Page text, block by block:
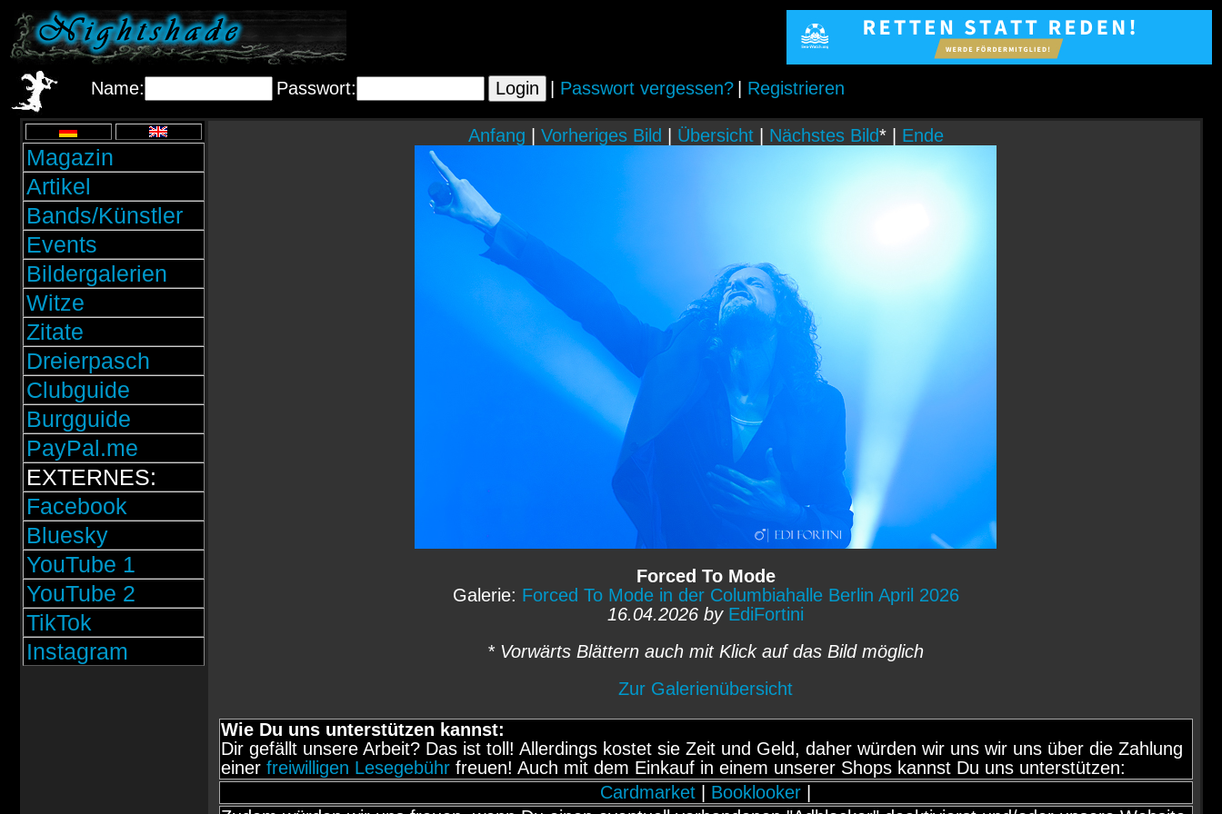
Name: Passwort: Passwort vergessen? Registrieren
Magazin
Artikel
Bands/Künstler
Events
Bildergalerien
Witze
Zitate
Dreierpasch
Clubguide
Burgguide
PayPal.me
EXTERNES:
Facebook
Bluesky
YouTube 1
YouTube 2
TikTok
Instagram
Anfang Vorheriges Bild Übersicht| Nächstes Bild* | Ende
Forced To Mode
Galerie: Forced To Mode in der Columbiahalle Berlin April 2026
16.04.2026 by EdiFortini
* Vorwärts Blättern auch mit Klick auf das Bild möglich
Zur Galerienübersicht
Wie Du uns unterstützen kannst:
Dir gefällt unsere Arbeit? Das ist toll! Allerdings kostet sie Zeit und Geld, daher würden wir uns wir uns über die Zahlung
einer freiwilligen Lesegebührfreuen! Auch mit dem Einkauf in einem unserer Shops kannst Du uns unterstützen:
Cardmarket
Booklooker